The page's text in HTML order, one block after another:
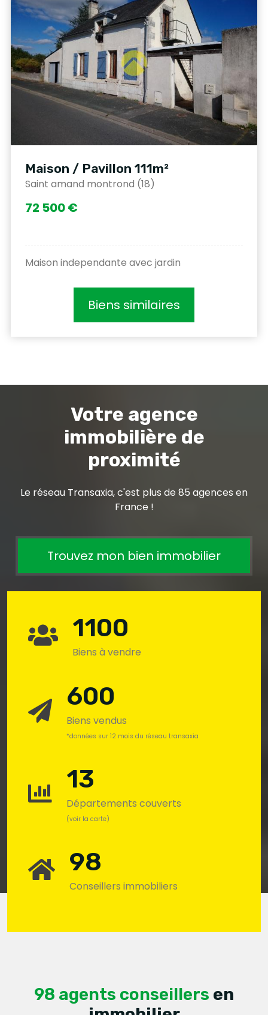
Maison / Pavillon 111m²
Saint amand montrond (18)
72 500 €
Maison independante avec jardin
Biens similaires
Votre agence
immobilière de
proximité
Le réseau Transaxia, c'est plus de 85 agences en
France !
Trouvez mon bien immobilier
1100
Biens à vendre
600
Biens vendus
*données sur 12 mois du réseau transaxia
13
Départements couverts
(voir la carte)
98
Conseillers immobiliers
98 agents conseillers en